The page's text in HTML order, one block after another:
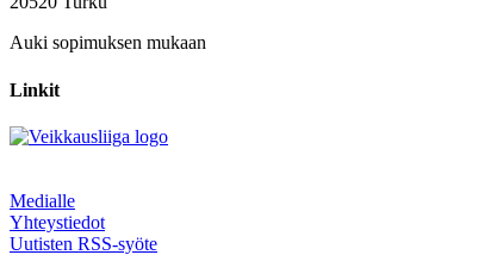
Auki sopimuksen mukaan
Linkit
Medialle
Yhteystiedot
Uutisten RSS-syöte